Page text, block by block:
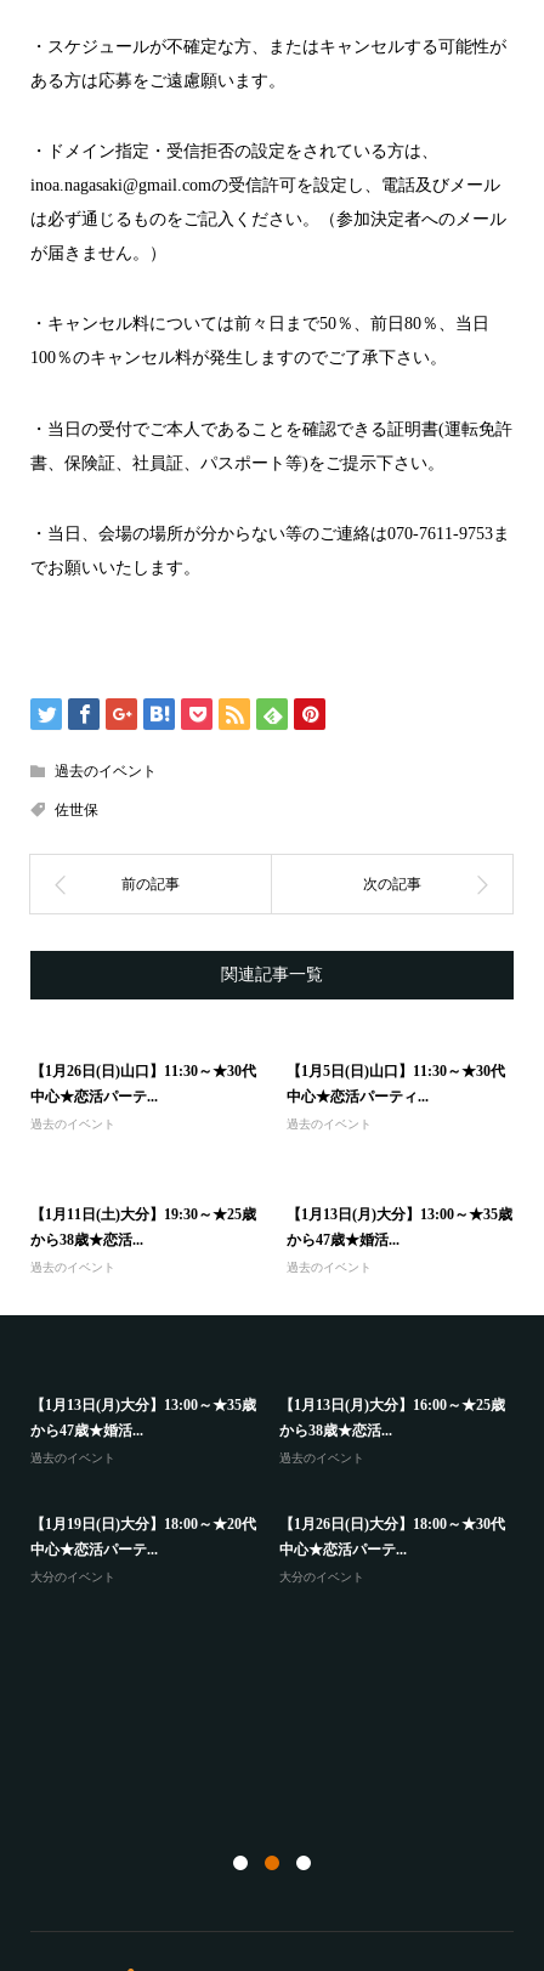
・スケジュールが不確定な方、またはキャンセルする可能性が
ある方は応募をご遠慮願います。
・ドメイン指定・受信拒否の設定をされている方は、
inoa.nagasaki@gmail.comの受信許可を設定し、電話及びメール
は必ず通じるものをご記入ください。（参加決定者へのメール
が届きません。）
・キャンセル料については前々日まで50％、前日80％、当日
100％のキャンセル料が発生しますのでご了承下さい。
・当日の受付でご本人であることを確認できる証明書(運転免許
書、保険証、社員証、パスポート等)をご提示下さい。
・当日、会場の場所が分からない等のご連絡は070-7611-9753ま
でお願いいたします。
過去のイベント
佐世保
関連記事一覧
【1月26日(日)山口】11:30～★30代
中心★恋活パーテ...
過去のイベント
【1月5日(日)山口】11:30～★30代
中心★恋活パーティ...
過去のイベント
【1月11日(土)大分】19:30～★25歳
から38歳★恋活...
過去のイベント
【1月13日(月)大分】13:00～★35歳
から47歳★婚活...
過去のイベント
【1月13日(月)大分】13:00～★35歳
から47歳★婚活...
過去のイベント
【1月13日(月)大分】16:00～★25歳
から38歳★恋活...
過去のイベント
【1月19日(日)大分】18:00～★20代
中心★恋活パーテ...
大分のイベント
【1月26日(日)大分】18:00～★30代
中心★恋活パーテ...
大分のイベント